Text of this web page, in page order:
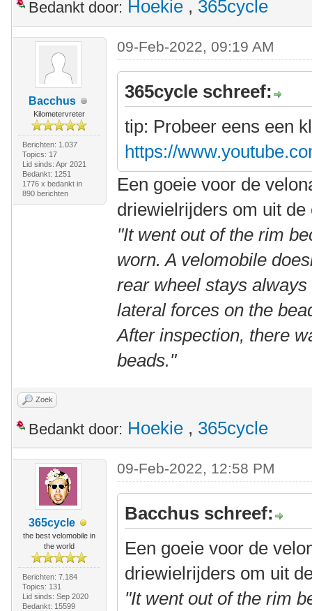
Bedankt door: Hoekie , 365cycle
Bacchus
Kilometervreter
Berichten: 1.037
Topics: 17
Lid sinds: Apr 2021
Bedankt: 1251
1776 x bedankt in
890 berichten
09-Feb-2022, 09:19 AM
365cycle schreef:
tip: Probeer eens een
https://
Een goeie voor de
driewielrijders om uit
"It went out of the rim
worn. A velomobile
rear wheel stays
lateral forces on the
After inspection, there
beads."
Zoek
Bedankt door: Hoekie , 365cycle
365cycle
the best velomobile in
the world
Berichten: 7.184
Topics: 131
Lid sinds: Sep 2020
Bedankt: 15599
09-Feb-2022, 12:58 PM
Bacchus schreef:
Een goeie voor de
driewielrijders om uit
"It went out of the rim